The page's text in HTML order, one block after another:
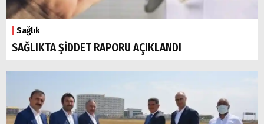
Sağlık
SAĞLIKTA ŞİDDET RAPORU AÇIKLANDI